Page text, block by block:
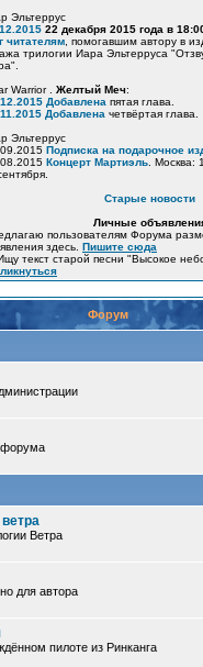
Эльтеррус
22 декабря 2015 года в
читателям , помогавшим автору в
трилогии Иара Эльтерруса
Warrior . Желтый Меч:
Добавлена пятая глава.
Добавлена четвёртая глава.
Эльтеррус
Подписка на подарочное
Концерт Мартиэль . Москва:
Старые новости
Личные
пользователям Форума
здесь. Пишите сюда
текст старой песни "Высокое
Форум
форума
Ветра
для автора
пилоте из Ринканга